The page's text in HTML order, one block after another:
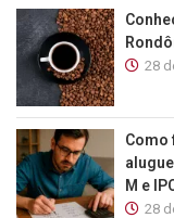
28
Como
M e
28